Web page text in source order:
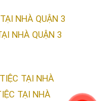
NHÀ QUẬN 3
TẠI NHÀ